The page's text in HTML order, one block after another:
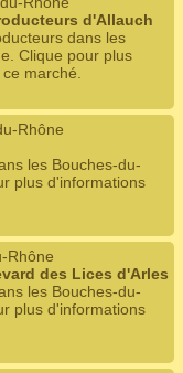
d'Allauch
dans les
Clique pour plus
marché.
Rhône
les Bouches-du-
plus d'informations
Rhône
des Lices d'Arles
les Bouches-du-
plus d'informations